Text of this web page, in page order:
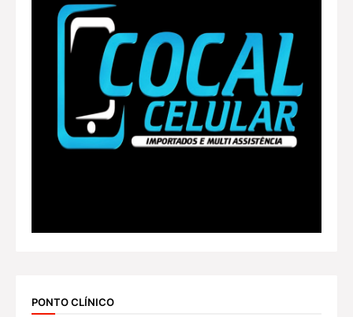
PONTO CLÍNICO